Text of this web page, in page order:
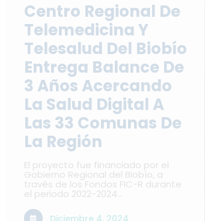
Centro Regional De
Telemedicina Y
Telesalud Del Biobío
Entrega Balance De
3 Años Acercando
La Salud Digital A
Las 33 Comunas De
La Región
El proyecto fue financiado por el
Gobierno Regional del Biobío, a
través de los Fondos FIC-R durante
el periodo 2022-2024…